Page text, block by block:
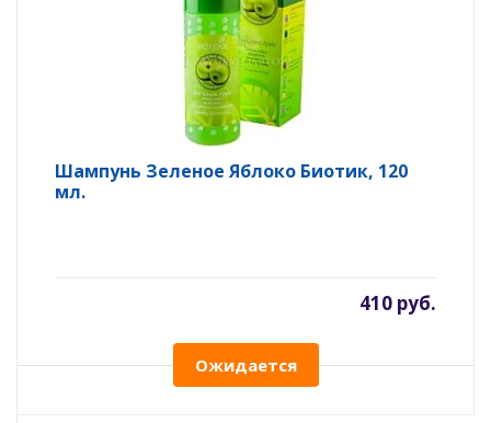
Шампунь Зеленое Яблоко Биотик, 120
мл.
410 руб.
Ожидается